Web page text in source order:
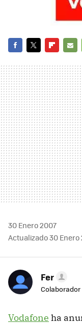
MAIL
30 Enero 2007
Actualizado 30 Enero
Fer
Colaborador
Vodafone ha